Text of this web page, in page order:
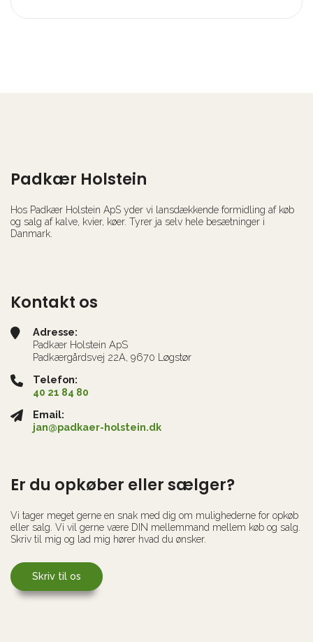
Padkær Holstein
Hos Padkær Holstein ApS yder vi lansdækkende formidling af køb
og salg af kalve, kvier, køer. Tyrer ja selv hele besætninger i
Danmark.
Kontakt os
Adresse:
Padkær Holstein ApS
Padkærgårdsvej 22A, 9670 Løgstør
Telefon:
40 21 84 80
Email:
jan@padkaer-holstein.dk
Er du opkøber eller sælger?
Vi tager meget gerne en snak med dig om mulighederne for opkøb
eller salg. Vi vil gerne være DIN mellemmand mellem køb og salg.
Skriv til mig og lad mig hører hvad du ønsker.
Skriv til os